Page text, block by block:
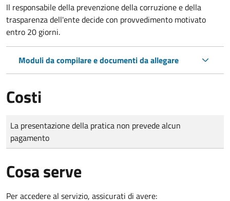
Il responsabile della prevenzione della corruzione e della
trasparenza dell'ente decide con provvedimento motivato
entro 20 giorni.
Moduli da compilare e documenti da allegare
Costi
Tipo di pagamento
Importo
La presentazione della pratica non prevede alcun
pagamento
Cosa serve
Per accedere al servizio, assicurati di avere: